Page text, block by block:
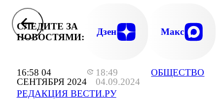
16:58 04
СЕНТЯБРЯ 2024
18:49
04.09.2024
РЕДАКЦИЯ ВЕСТИ.РУ
ОБЩЕСТВО
СЛЕДИТЕ ЗА
НОВОСТЯМИ:
Дзен Макс